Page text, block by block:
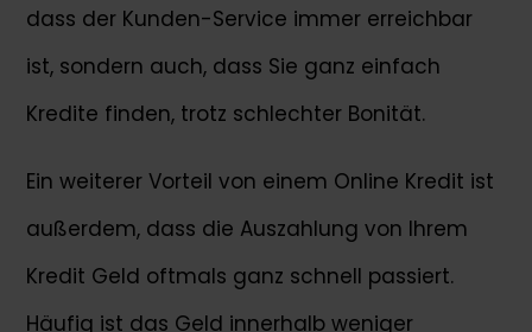
dass der Kunden-Service immer erreichbar
ist, sondern auch, dass Sie ganz einfach
Kredite finden, trotz schlechter Bonität.
Ein weiterer Vorteil von einem Online Kredit ist
außerdem, dass die Auszahlung von Ihrem
Kredit Geld oftmals ganz schnell passiert.
Häufig ist das Geld innerhalb weniger